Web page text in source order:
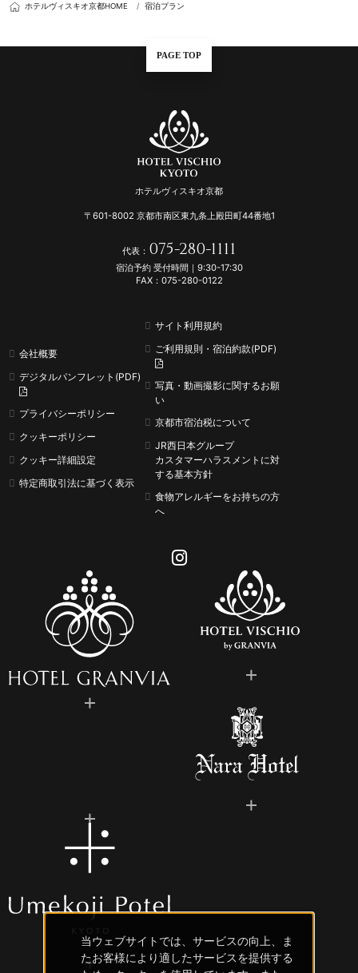
ホテルヴィスキオ京都HOME 宿泊プラン
PAGE TOP
ホテルヴィスキオ京都
〒601-8002 京都市南区東九条上殿田町44番地1
代表： 075-280-1111
宿泊予約 受付時間｜9:30-17:30
FAX：075-280-0122
会社概要
デジタルパンフレット(PDF)
プライバシーポリシー
クッキーポリシー
クッキー詳細設定
特定商取引法に基づく表示
サイト利用規約
ご利用規則・宿泊約款(PDF)
写真・動画撮影に関するお願
い
京都市宿泊税について
JR西日本グループ
カスタマーハラスメントに対
する基本方針
食物アレルギーをお持ちの方
へ
当ウェブサイトでは、サービスの向上、ま
たお客様により適したサービスを提供する